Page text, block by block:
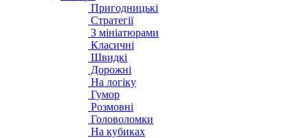
Пригодницькі
Стратегії
З мініатюрами
Класичні
Швидкі
Дорожні
На логіку
Гумор
Розмовні
Головоломки
На кубиках